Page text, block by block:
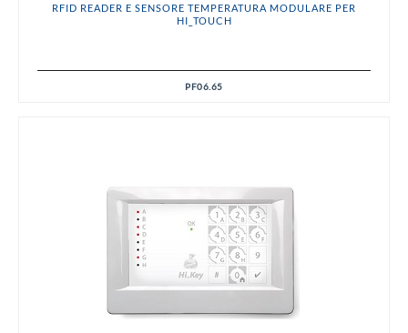
RFID READER E SENSORE TEMPERATURA MODULARE PER
HI_TOUCH
PF06.65